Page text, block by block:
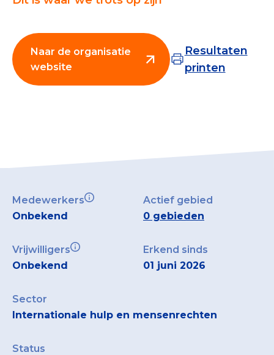
Tips bij doneren: zo geef je veilig
Data & Onderzoek
Betrouwbare data over goede doelen
Contact & Signalen
Naar de organisatie
website
Resultaten
printen
Medewerkers
Onbekend
Actief gebied
0 gebieden
Vrijwilligers
Onbekend
Erkend sinds
01 juni 2026
Sector
Internationale hulp en mensenrechten
Status